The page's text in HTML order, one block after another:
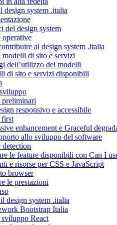
design system .italia
del design system
operative
al design system .italia
modelli di sito e servizi
dell’utilizzo dei modelli
di sito e servizi disponibili
responsivo e accessibile
first
enhancement e Graceful
allo sviluppo del software
detection
le feature disponibili con Can I
e risorse per CSS e JavaScript
browser
le prestazioni
design system .italia
Bootstrap Italia
React